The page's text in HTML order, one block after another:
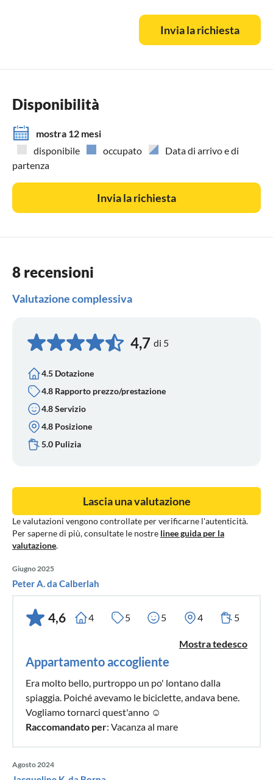
Invia la richiesta
Disponibilità
mostra 12 mesi
disponibile
occupato
Data di arrivo e di
partenza
Invia la richiesta
8 recensioni
Valutazione complessiva
4,7 di 5
4.5 Dotazione
4.8 Rapporto prezzo/prestazione
4.8 Servizio
4.8 Posizione
5.0 Pulizia
Le valutazioni vengono controllate per verificarne l'autenticità.
Per saperne di più, consultate le nostre linee guida per la
valutazione.
Lascia una valutazione
Giugno 2025
Peter A. da Calberlah
4,6 4 5 5 4 5
Mostra tedesco
Appartamento accogliente
Era molto bello, purtroppo un po' lontano dalla
spiaggia. Poiché avevamo le biciclette, andava bene.
Vogliamo tornarci quest'anno ☺️
Raccomandato per: Vacanza al mare
Agosto 2024